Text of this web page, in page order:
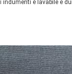
è lavabile e